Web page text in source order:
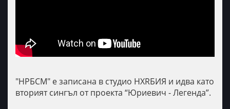
"НРБСМ" е записана в студио НХRБИЯ и идва като
вторият сингъл от проекта “Юриевич - Легенда”.